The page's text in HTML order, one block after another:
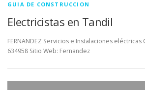
GUIA DE CONSTRUCCION
Electricistas en Tandil
FERNANDEZ Servicios e Instalaciones eléctricas
634958 Sitio Web: Fernandez